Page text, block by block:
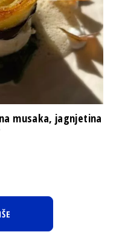
musaka, jagnjetina